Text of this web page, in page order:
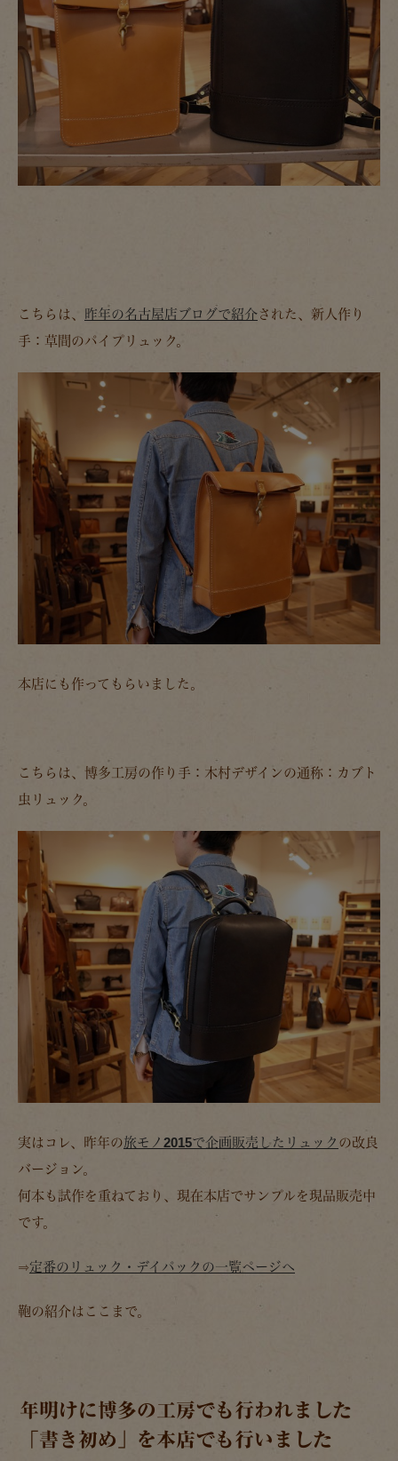
こちらは、 昨年の名古屋店ブログで紹介された、新人作り
手：草間のパイプリュック。
本店にも作ってもらいました。
こちらは、博多工房の作り手：木村デザインの通称：カブト
虫リュック。
実はコレ、昨年の旅モノ2015で企画販売したリュック の改良
バージョン。
何本も試作を重ねており、現在本店でサンプルを現品販売中
です。
⇒定番のリュック・デイパックの一覧ページへ
鞄の紹介はここまで。
年明けに博多の工房でも行われました
「書き初め」を本店でも行いました